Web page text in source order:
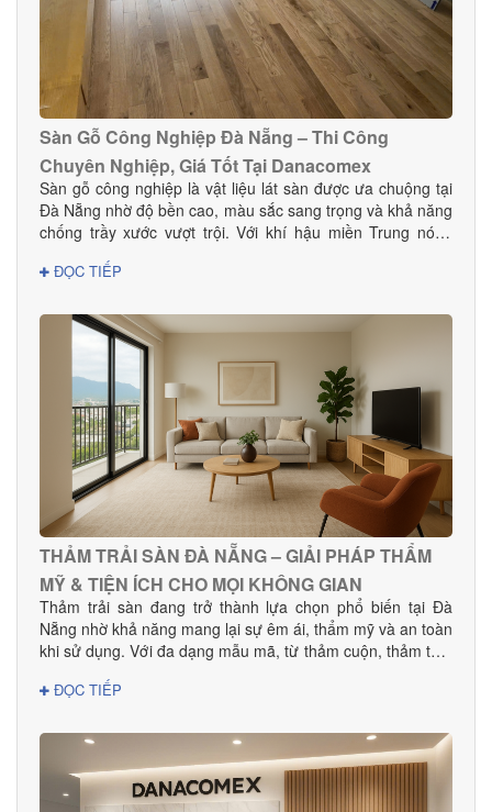
Sàn Gỗ Công Nghiệp Đà Nẵng – Thi Công
Chuyên Nghiệp, Giá Tốt Tại Danacomex
Sàn gỗ công nghiệp là vật liệu lát sàn được ưa chuộng tại
Đà Nẵng nhờ độ bền cao, màu sắc sang trọng và khả năng
chống trầy xước vượt trội. Với khí hậu miền Trung nóng
gian bền đẹp và hạn chế cong vênh hiệu quả. Tại Đà
gỗ công nghiệp uy tín, được nhiều khách hàng gia đình,
khách sạn, showroom và văn phòng tin dùng.
ĐỌC TIẾP
THẢM TRẢI SÀN ĐÀ NẴNG – GIẢI PHÁP THẨM
MỸ & TIỆN ÍCH CHO MỌI KHÔNG GIAN
Thảm trải sàn đang trở thành lựa chọn phổ biến tại Đà
Nẵng nhờ khả năng mang lại sự êm ái, thẩm mỹ và an toàn
khi sử dụng. Với đa dạng mẫu mã, từ thảm cuộn, thảm tấm
mọi nhu cầu decor và thi công dự án.
ĐỌC TIẾP